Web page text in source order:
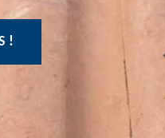
!